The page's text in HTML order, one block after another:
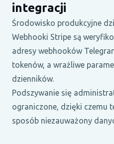
integracji
Środowisko produkcyjne
Webhooki Stripe są
adresy webhooków
tokenów, a wrażliwe
dzienników.
Podszywanie się
ograniczone, dzięki czemu
sposób niezauważony